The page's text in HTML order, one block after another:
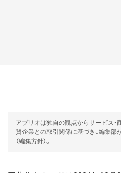
アプリオは独自の観点からサービス・
賛企業との取引関係に基づき、編集
（編集方針）。